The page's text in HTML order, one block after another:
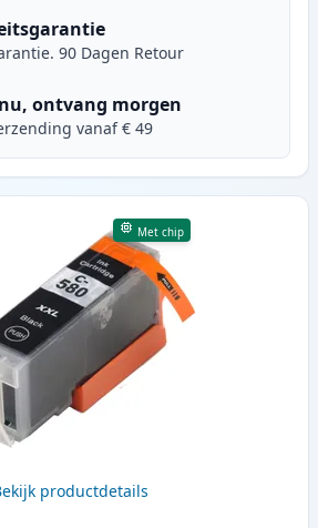
90 Dagen Retour
ontvang morgen
vanaf € 49
Met chip
productdetails